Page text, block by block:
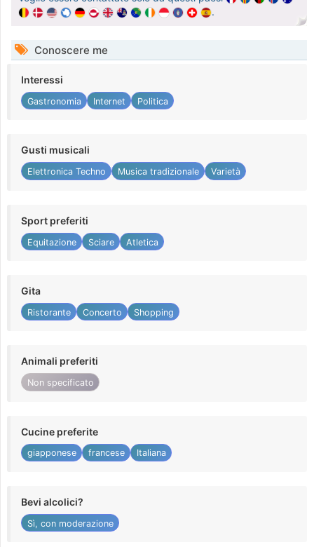
.
Conoscere me
Interessi
Gastronomia Internet Politica
Gusti musicali
Elettronica Techno Musica tradizionale Varietà
Sport preferiti
Equitazione Sciare Atletica
Gita
Ristorante Concerto Shopping
Animali preferiti
Non specificato
Cucine preferite
giapponese francese Italiana
Bevi alcolici?
Sì, con moderazione